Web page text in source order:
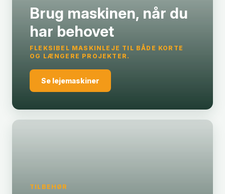
Brug maskinen, når du
har behovet
FLEKSIBEL MASKINLEJE TIL BÅDE KORTE
OG LÆNGERE PROJEKTER.
Se lejemaskiner
TILBEHØR